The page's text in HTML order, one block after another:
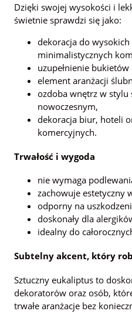
Dzięki swojej wysokości i
świetnie sprawdzi się jako:
dekoracja do
minimalistycznych
uzupełnienie
element aranżacji
ozdoba wnętrz w
nowoczesnym,
dekoracja biur, hoteli
komercyjnych.
Trwałość i wygoda
nie wymaga
zachowuje estetyczny
odporny na
doskonały dla
idealny do
Subtelny akcent, który
Sztuczny eukaliptus to
dekoratorów oraz osób,
trwałe aranżacje bez